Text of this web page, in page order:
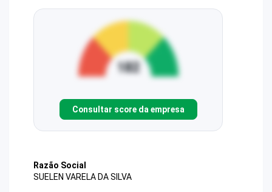
Consultar score da empresa
Razão Social
SUELEN VARELA DA SILVA